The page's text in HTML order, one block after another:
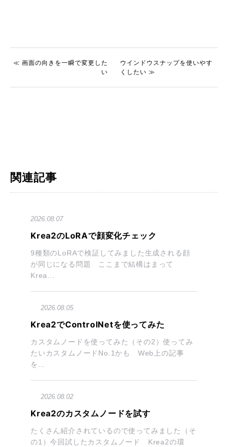
≪ 画面の向きを一瞬で変更した
い
ウインドウスナップを使いやす
くしたい ≫
関連記事
2026.08.07
Krea2のLoRAで顔変化チェック
9種類のLoRAで検証してみました生成される顔
が同じになる問題 ここまで結構はまって
Krea...
2026.08.05
Krea2でControlNetを使ってみた
カスタムノードを使ってみた（その2）使ってみ
たいカスタムノードNo.1かも Web上の記事
を...
2026.08.02
Krea2のカスタムノードを試す
たくさん紹介されているので使ってみました（そ
の1）今回試したカスタムノード Krea2の環